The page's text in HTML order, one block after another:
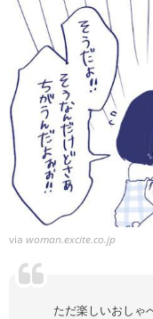
via woman.excite.co.jp
ただ楽しいおしゃ